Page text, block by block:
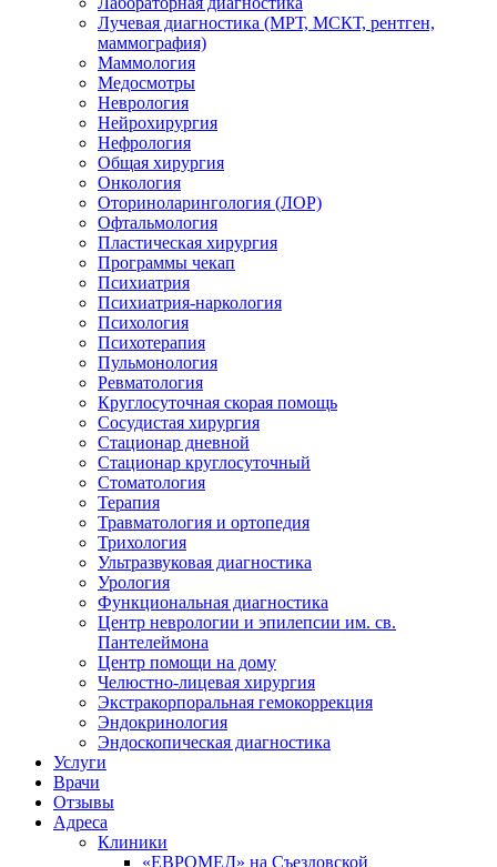
Лучевая диагностика (МРТ, МСКТ, рентген,
маммография)
Маммология
Медосмотры
Неврология
Нейрохирургия
Нефрология
Общая хирургия
Онкология
Оториноларингология (ЛОР)
Офтальмология
Пластическая хирургия
Программы чекап
Психиатрия
Психиатрия-наркология
Психология
Психотерапия
Пульмонология
Ревматология
Круглосуточная скорая помощь
Сосудистая хирургия
Стационар дневной
Стационар круглосуточный
Стоматология
Терапия
Травматология и ортопедия
Трихология
Ультразвуковая диагностика
Урология
Функциональная диагностика
Центр неврологии и эпилепсии им. св.
Пантелеймона
Центр помощи на дому
Челюстно-лицевая хирургия
Экстракорпоральная гемокоррекция
Эндокринология
Эндоскопическая диагностика
Услуги
Врачи
Отзывы
Адреса
Клиники
«ЕВРОМЕД» на Съездовской